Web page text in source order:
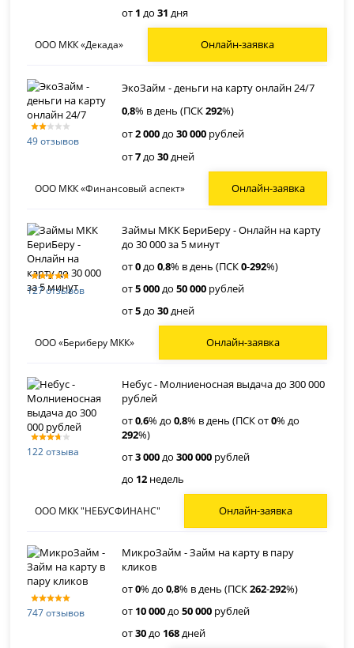
от 1 до31 дня
ООО МКК «Декада» Онлайн-заявка
49 отзывов
ЭкоЗайм - деньги на карту онлайн 24/7
0,8% в день (ПСК292%)
от2 000до30 000 рублей
от7до30дней
ООО МКК «Финансовый аспект» Онлайн-заявка
127 отзывов
Займы МКК БериБеру - Онлайн на карту
до 30 000 за 5 минут
от0до0,8% в день (ПСК0-292%)
от5 000до50 000 рублей
от5до30дней
ООО «Бериберу МКК» Онлайн-заявка
122 отзыва
Небус - Молниеносная выдача до 300 000
рублей
от0,6% до0,8% в день (ПСК от0% до
292%)
от3 000до300 000 рублей
до 12 недель
ООО МКК "НЕБУСФИНАНС" Онлайн-заявка
747 отзывов
МикроЗайм - Займ на карту в пару
кликов
от0% до0,8% в день (ПСК262-292%)
от 10 000до50 000 рублей
от30до 168дней